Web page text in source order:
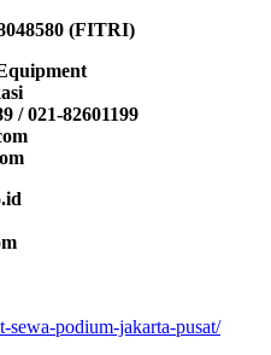
(FITRI)
/ 021-82601199
sewa-podium-jakarta-pusat/